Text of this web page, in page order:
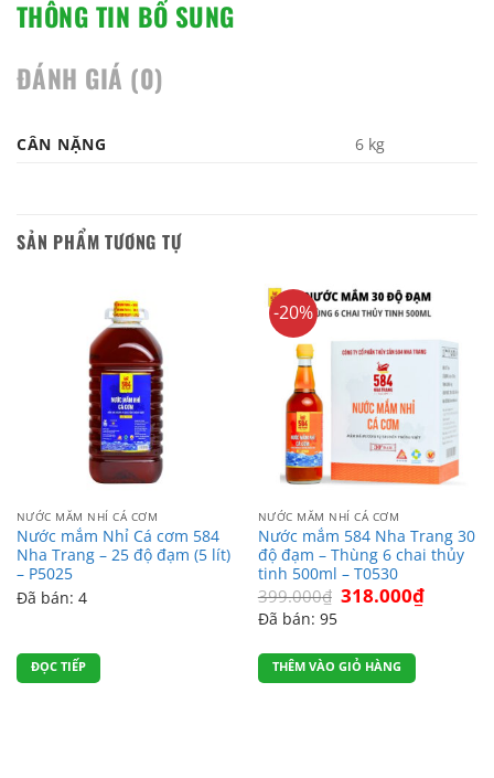
THÔNG TIN BỔ SUNG
ĐÁNH GIÁ (0)
CÂN NẶNG 6 kg
SẢN PHẨM TƯƠNG TỰ
NƯỚC MẮM NHỈ CÁ CƠM
Nước mắm Nhỉ Cá cơm 584
Nha Trang – 25 độ đạm (5 lít)
– P5025
Đã bán: 4
ĐỌC TIẾP
-20%
NƯỚC MẮM NHỈ CÁ CƠM
Nước mắm 584 Nha Trang 30
độ đạm – Thùng 6 chai thủy
tinh 500ml – T0530
399.000₫ Giá
gốc
318.000₫Giá
hiện
Đã bán: 95
THÊM VÀO GIỎ HÀNG